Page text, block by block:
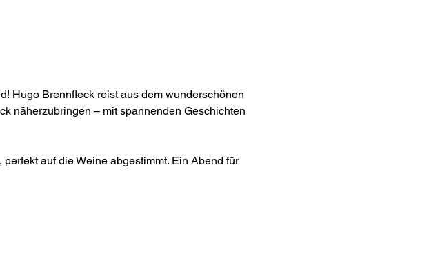
Hugo Brennfleck reist aus dem wunderschönen
näherzubringen – mit spannenden Geschichten
auf die Weine abgestimmt. Ein Abend für